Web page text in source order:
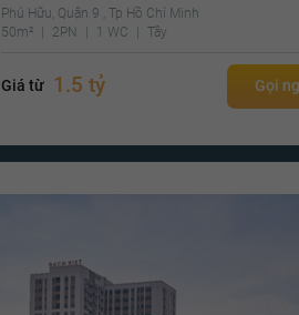
Phú Hữu, Quận 9 , Tp Hồ Chí Minh
50m²
2PN 1 WC Tây
Giá từ 1.5 tỷ Gọi